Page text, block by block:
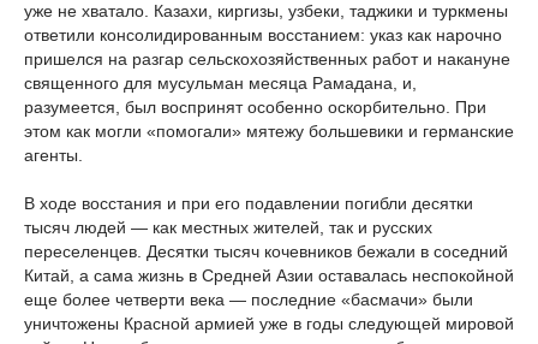
уже не хватало. Казахи, киргизы, узбеки, таджики и туркмены
ответили консолидированным восстанием: указ как нарочно
пришелся на разгар сельскохозяйственных работ и накануне
священного для мусульман месяца Рамадана, и,
разумеется, был воспринят особенно оскорбительно. При
этом как могли «помогали» мятежу большевики и германские
агенты.
В ходе восстания и при его подавлении погибли десятки
тысяч людей — как местных жителей, так и русских
переселенцев. Десятки тысяч кочевников бежали в соседний
Китай, а сама жизнь в Средней Азии оставалась неспокойной
еще более четверти века — последние «басмачи» были
уничтожены Красной армией уже в годы следующей мировой